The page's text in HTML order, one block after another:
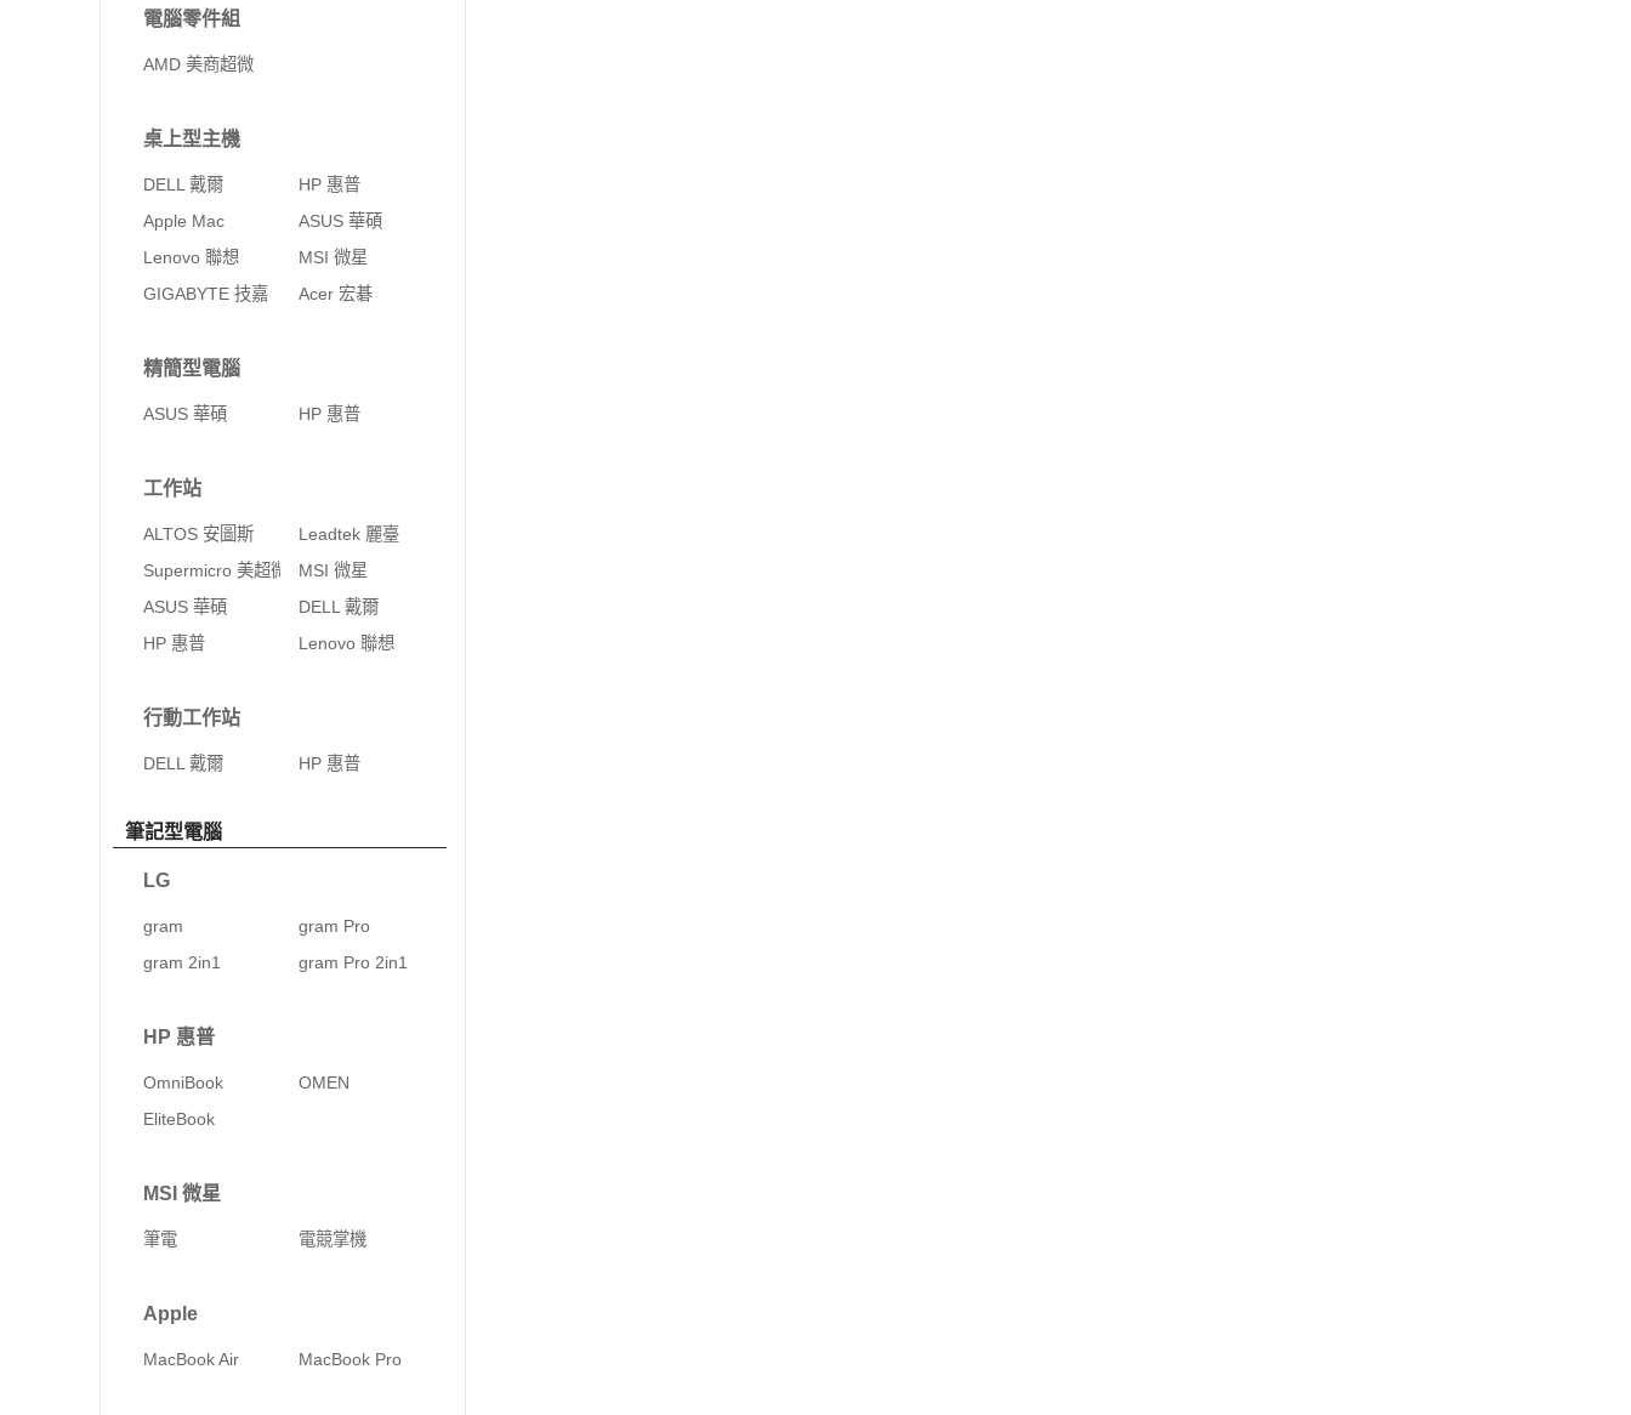
電腦零件組
AMD 美商超微
桌上型主機
DELL 戴爾
HP 惠普
Apple Mac
ASUS 華碩
Lenovo 聯想
MSI 微星
GIGABYTE 技嘉
Acer 宏碁
精簡型電腦
ASUS 華碩 HP 惠普
工作站
ALTOS 安圖斯
Leadtek 麗臺
Supermicro 美超微
MSI 微星
ASUS 華碩
DELL 戴爾
HP 惠普
Lenovo 聯想
行動工作站
DELL 戴爾 HP 惠普
筆記型電腦
LG
gram
gram Pro
gram 2in1
gram Pro 2in1
HP 惠普
OmniBook
OMEN
EliteBook
MSI 微星
筆電 電競掌機
Apple
MacBook Air MacBook Pro